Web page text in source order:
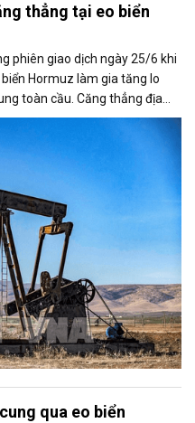
thẳng tại eo biển
phiên giao dịch ngày 25/6 khi
Hormuz làm gia tăng lo
toàn cầu. Căng thẳng địa
hỏi về khả năng duy trì thỏa
qua eo biển